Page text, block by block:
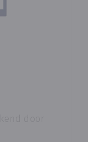
door